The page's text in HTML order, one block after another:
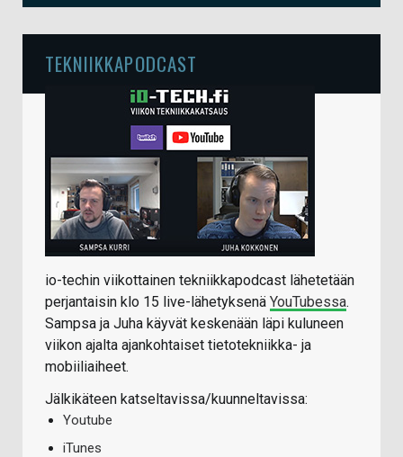
TEKNIIKKAPODCAST
io-techin viikottainen tekniikkapodcast lähetetään
perjantaisin klo 15 live-lähetyksenä YouTubessa.
Sampsa ja Juha käyvät keskenään läpi kuluneen
viikon ajalta ajankohtaiset tietotekniikka- ja
mobiiliaiheet.
Jälkikäteen katseltavissa/kuunneltavissa:
Youtube
iTunes